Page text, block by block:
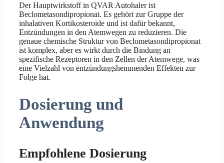
Der Hauptwirkstoff in QVAR Autohaler ist
Beclometasondipropionat. Es gehört zur Gruppe der
inhalativen Kortikosteroide und ist dafür bekannt,
Entzündungen in den Atemwegen zu reduzieren. Die
genaue chemische Struktur von Beclometasondipropionat
ist komplex, aber es wirkt durch die Bindung an
spezifische Rezeptoren in den Zellen der Atemwege, was
eine Vielzahl von entzündungshemmenden Effekten zur
Folge hat.
Dosierung und
Anwendung
Empfohlene Dosierung